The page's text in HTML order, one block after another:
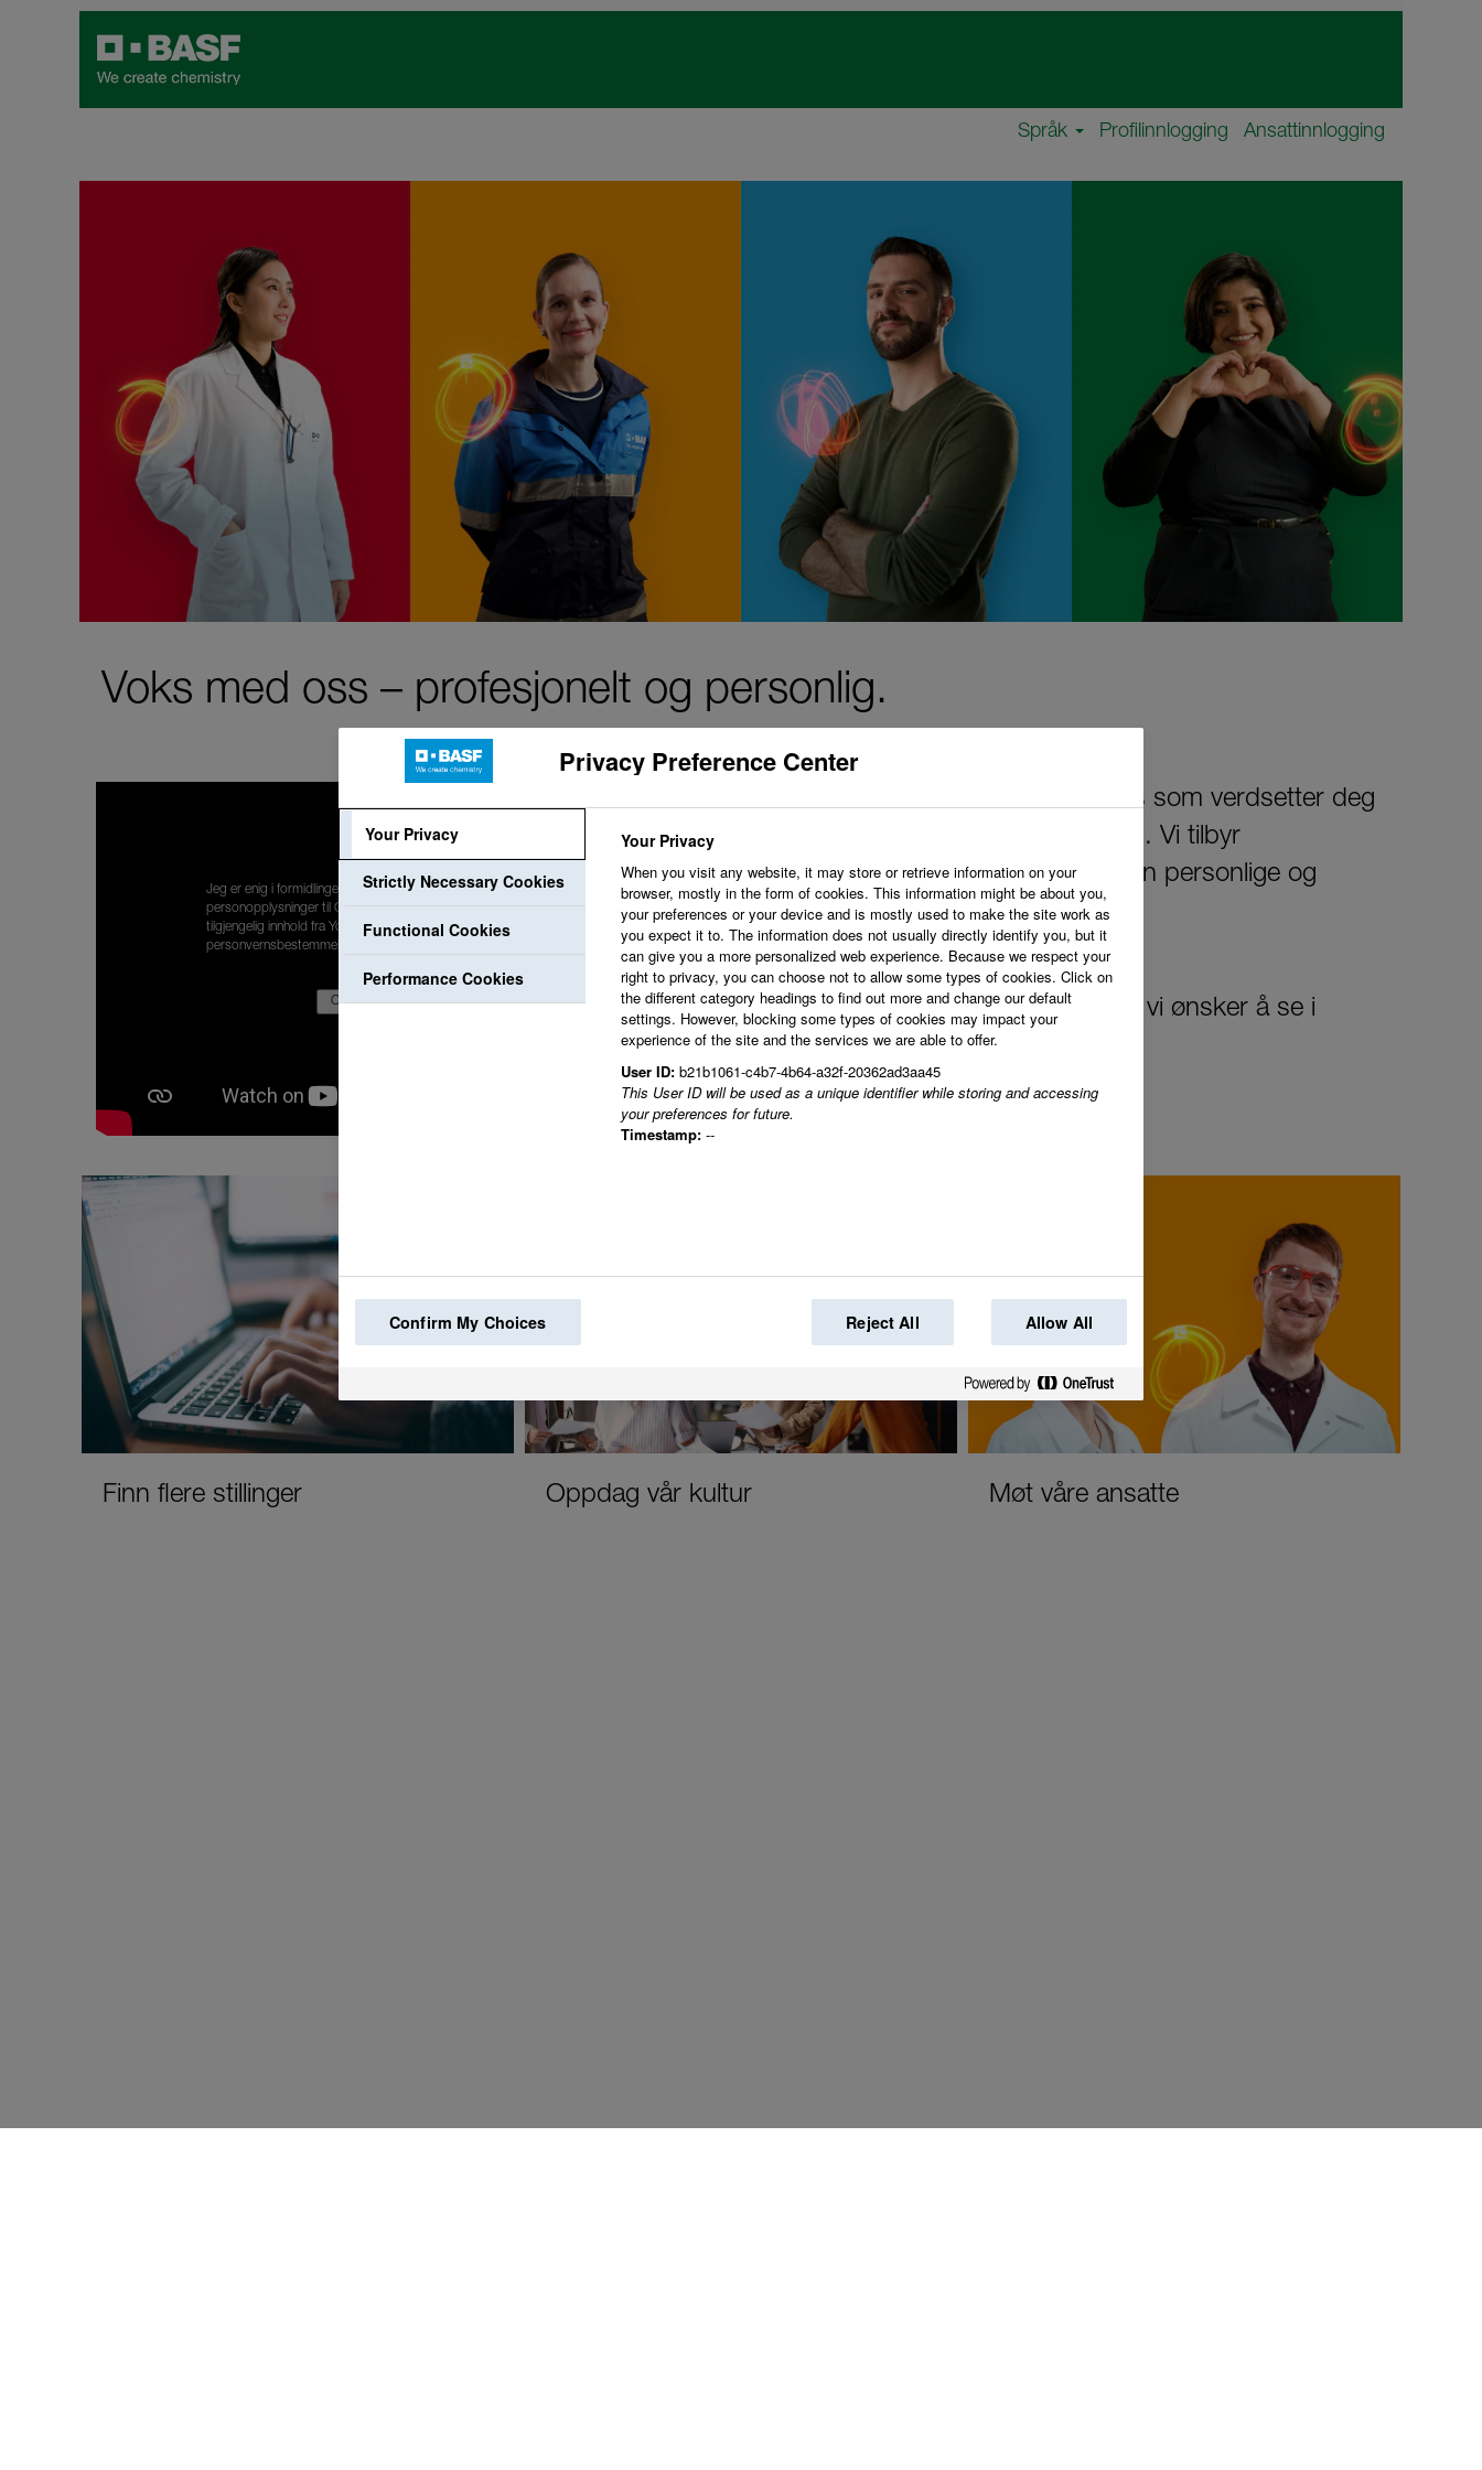
Språk Profilinnlogging Ansattinnlogging
Voks med oss – profesjonelt og personlig.
Vi ønsker å skape en arbeidsplass som verdsetter deg
og ønsker ideene dine velkommen. Vi tilbyr
utviklingsmuligheter som støtter din personlige og
profesjonelle vekst.
Sammen skaper vi den endringen vi ønsker å se i
verden.
Jeg er enig i formidlingen av mine
personopplysninger til Google, for å få vist
tilgjengelig innhold fra YouTube. Jeg har lest
personvernsbestemmelsene:
Finn flere stillinger Oppdag vår kultur Møt våre ansatte
Privacy Preference Center
Your Privacy
Strictly Necessary Cookies
Functional Cookies
Performance Cookies
Your Privacy
When you visit any website, it may store or retrieve information on your
browser, mostly in the form of cookies. This information might be about you,
your preferences or your device and is mostly used to make the site work as
you expect it to. The information does not usually directly identify you, but it
can give you a more personalized web experience. Because we respect your
right to privacy, you can choose not to allow some types of cookies. Click on
the different category headings to find out more and change our default
settings. However, blocking some types of cookies may impact your
experience of the site and the services we are able to offer.
User ID: b21b1061-c4b7-4b64-a32f-20362ad3aa45
This User ID will be used as a unique identifier while storing and accessing
your preferences for future.
Timestamp: --
Confirm My Choices Reject All Allow All